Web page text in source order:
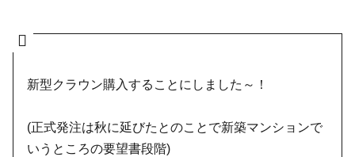
新型クラウン購入することにしました～！
(正式発注は秋に延びたとのことで新築マンションで
いうところの要望書段階)